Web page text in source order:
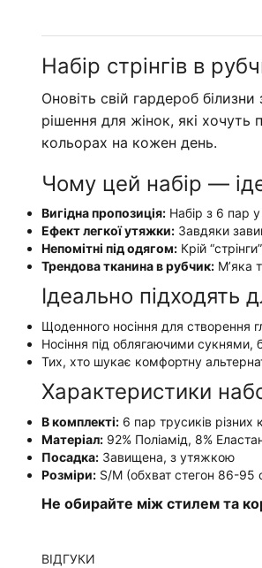
Набір стрінгів в
Оновіть свій гардероб
рішення для жінок, які
кольорах на кожен день.
Чому цей набір —
Вигідна пропозиція: Набір з 6 пар
Ефект легкої утяжки: Завдяки
Непомітні під одягом: Крій
Трендова тканина в рубчик: М’яка
Ідеально підходять
Щоденного носіння для створення
Носіння під облягаючими
Тих, хто шукає комфортну
Характеристики
В комплекті: 6 пар трусиків різних
Матеріал: 92% Поліамід, 8%
Посадка: Завищена, з утяжкою
Розміри: S/M (обхват стегон 86-
Не обирайте між стилем та
ВІДГУКИ